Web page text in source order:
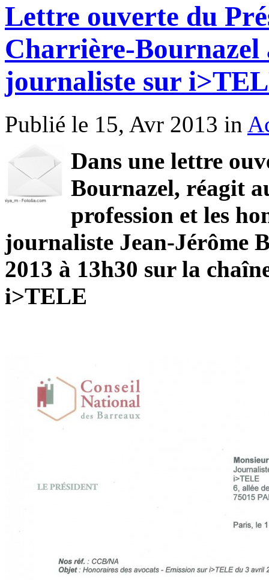
Lettre ouverte du
Charrière-Bournazel
journaliste sur
Publié le 15, Avr 2013 in
Dans une lettre
Bournazel, réagit
profession et les
journaliste Jean-Jérôme
2013 à 13h30 sur la
i>TELE